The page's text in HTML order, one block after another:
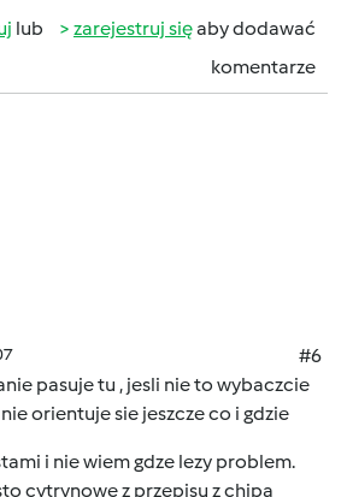
lub zarejestruj sięaby dodawać
komentarze
#6
pasuje tu , jesli nie to wybaczcie
orientuje sie jeszcze co i gdzie
i nie wiem gdze lezy problem.
cytrynowe z przepisu z chipa